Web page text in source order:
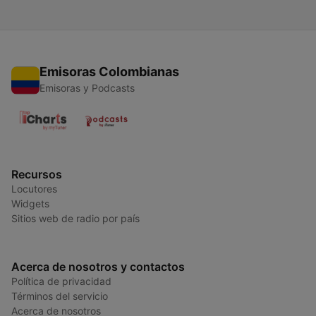
Emisoras Colombianas
Emisoras y Podcasts
Recursos
Locutores
Widgets
Sitios web de radio por país
Acerca de nosotros y contactos
Política de privacidad
Términos del servicio
Acerca de nosotros